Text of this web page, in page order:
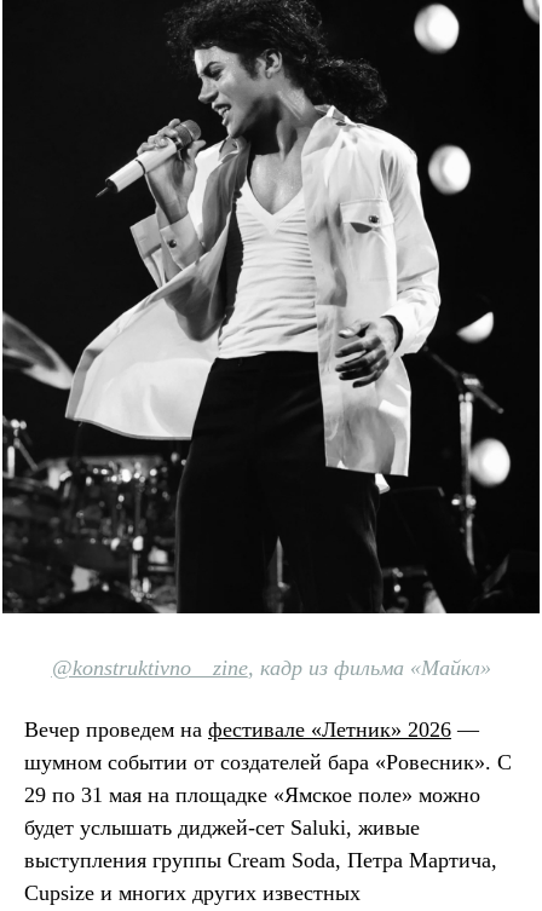
@konstruktivno__zine, кадр из фильма «Майкл»
Вечер проведем на фестивале «Летник» 2026 —
шумном событии от создателей бара «Ровесник». С
29 по 31 мая на площадке «Ямское поле» можно
будет услышать диджей-сет Saluki, живые
выступления группы Cream Soda, Петра Мартича,
Cupsize и многих других известных